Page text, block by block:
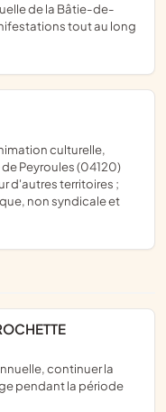
tout au long
Peyroules (04120)
d'autres territoires ;
non syndicale et
pendant la période